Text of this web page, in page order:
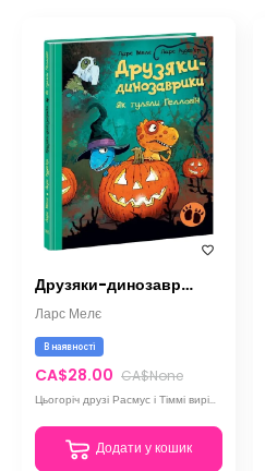
Друзяки-динозаврики. Як гуляли Гелловін
Ларс Мелє
В наявності
CA$28.00 CA$None
Цьогоріч друзі Расмус і Тіммі вирішили вдягти особливі костюми, аби налякати інших динозавриків.
Додати у кошик